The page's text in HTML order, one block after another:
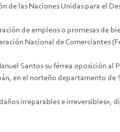
de las Naciones Unidas para el
de empleos o promesas de
Nacional de Comerciantes
Santos su férrea oposición
en el norteño departamento de
irreparables e